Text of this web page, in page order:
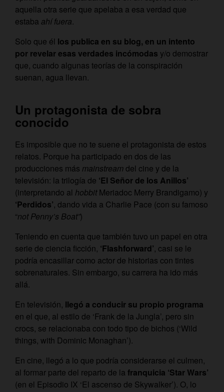
aquella otra serie que apelaba a esa verdad que
estaba ahí fuera.
Solo que él los publica en su blog, en un intento
por revelar esas verdades incómodas y/o demostrar
que, cuando algunas teorías de la conspiración
suenan, agua llevan.
Un protagonista de sobra
conocido
Es imposible que no te suene el protagonista de estos
relatos. Porque ha participado en dos de las
producciones más mainstream del cine y de la
televisión: la trilogía de ‘El Señor de los Anillos’
(interpretando al hobbitMeriadoc Merry Brandigamo) y
‘Perdidos’, dando vida a Charlie Pace (con su famoso
“not Penny’s Boat”)
Teniendo en cuenta que también tuvo un papel en otra
serie de ciencia ficción, ‘Flashforward’, casi se le
podría encasillar como actor de historias con tintes
sobrenaturales. Sin embargo, su carrera ha ido más
allá.
En televisión, llegó a conducir su propio programa
en el que, al estilo de ‘Frank de la Jungla’, pero sin
crocs, se relacionaba con todo tipo de bichos (‘Wild
things, with Dominic Monaghan’).
En cine, llegó a lo que podría considerarse el culmen,
al formar parte del reparto de la franquicia ‘Star Wars’
(en el Episodio IX ‘El ascenso de Skywalker’). O, lo